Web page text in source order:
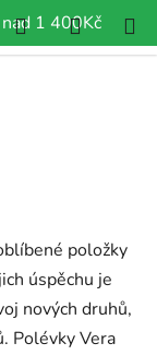
1 400Kč
Hledat
KOŠÍK
položky
úspěchu je
nových druhů,
Polévky Vera